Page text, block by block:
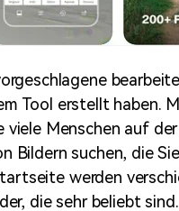
Tool erstellt haben.
viele Menschen auf
Bildern suchen, die
werden
die sehr beliebt sind.